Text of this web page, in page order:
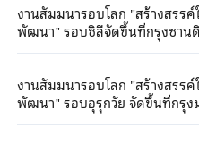
งานสัมมนารอบโลก "สร้างสรร
พัฒนา" รอบชิลีจัดขึ้นที่กรุงซาน
งานสัมมนารอบโลก "สร้างสรร
พัฒนา" รอบอุรุกวัย จัดขึ้นที่กรุง